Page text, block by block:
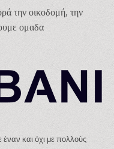
την οικοδομή, την
ομαδα
έναν και όχι με πολλούς